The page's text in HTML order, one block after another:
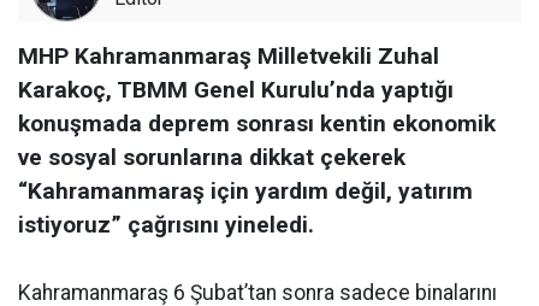
MHP Kahramanmaraş Milletvekili Zuhal
Karakoç, TBMM Genel Kurulu’nda yaptığı
konuşmada deprem sonrası kentin ekonomik
ve sosyal sorunlarına dikkat çekerek
“Kahramanmaraş için yardım değil, yatırım
istiyoruz” çağrısını yineledi.
Kahramanmaraş 6 Şubat’tan sonra sadece binalarını